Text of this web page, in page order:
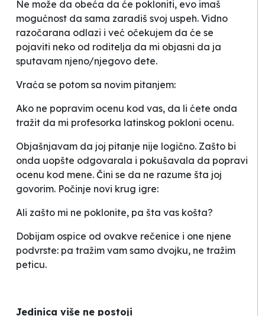
Ne može da obeća da će pokloniti, evo imaš
mogućnost da sama zaradiš svoj uspeh. Vidno
razočarana odlazi i već očekujem da će se
pojaviti neko od roditelja da mi objasni da ja
sputavam njeno/njegovo dete.
Vraća se potom sa novim pitanjem:
Ako ne popravim ocenu kod vas, da li ćete onda
tražit da mi profesorka latinskog pokloni ocenu.
Objašnjavam da joj pitanje nije logično. Zašto bi
onda uopšte odgovarala i pokušavala da popravi
ocenu kod mene. Čini se da ne razume šta joj
govorim. Počinje novi krug igre:
Ali zašto mi ne poklonite, pa šta vas košta?
Dobijam ospice od ovakve rečenice i one njene
podvrste: pa tražim vam samo dvojku, ne tražim
peticu.
Jedinica više ne postoji